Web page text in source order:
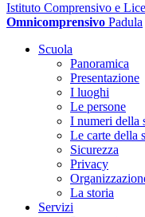
Istituto Comprensivo e
Omnicomprensivo Padula
Scuola
Panoramica
Presentazione
I luoghi
Le persone
I numeri della
Le carte della
Sicurezza
Privacy
La storia
Servizi